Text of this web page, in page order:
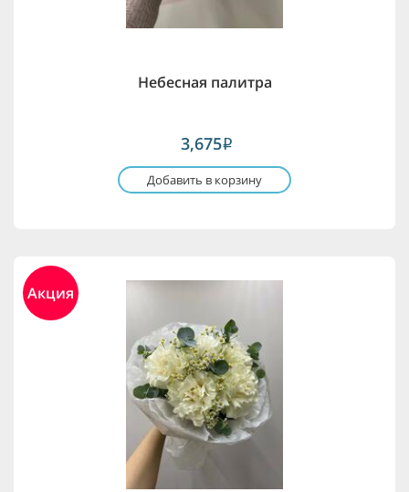
Небесная палитра
3,675i
Добавить в корзину
Акция